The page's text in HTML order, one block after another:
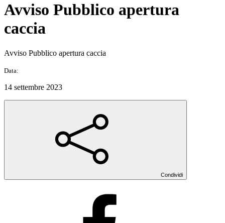
Avviso Pubblico apertura
caccia
Avviso Pubblico apertura caccia
Data:
14 settembre 2023
Condividi